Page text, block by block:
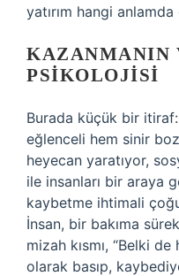
yatırım hangi
KAZANMANIN
PSIKOLOJISI
Burada küçük bir
eğlenceli hem sinir
heyecan yaratıyor,
ile insanları bir araya
kaybetme ihtimali
İnsan, bir bakıma
mizah kısmı, “Belki
olarak basıp,